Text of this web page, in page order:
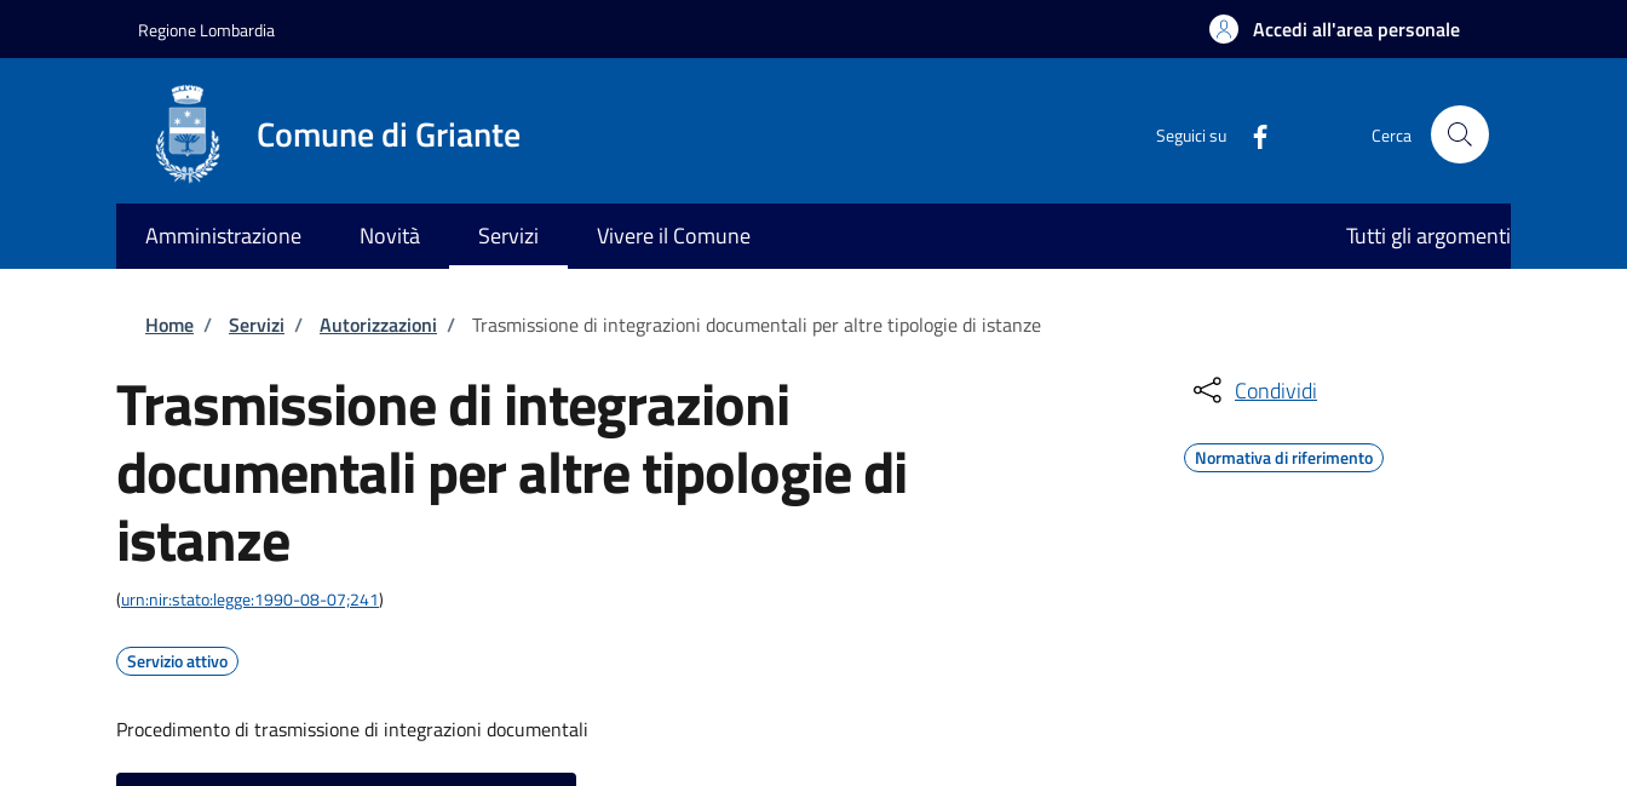
Regione Lombardia Accedi all'area personale
Comune di Griante Seguici su Cerca
Amministrazione Novità Servizi Vivere il Comune Tutti gli argomenti
Briciole di pane
Home / Servizi / Autorizzazioni / Trasmissione di integrazioni documentali per altre tipologie di istanze
Trasmissione di integrazioni
documentali per altre tipologie di
istanze
(urn:nir:stato:legge:1990-08-07;241)
Servizio attivo
Procedimento di trasmissione di integrazioni documentali
Condividi
Normativa di riferimento